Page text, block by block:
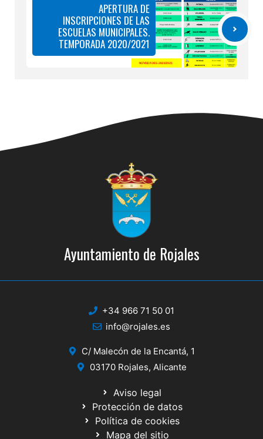
APERTURA DE
INSCRIPCIONES DE LAS
ESCUELAS MUNICIPALES.
TEMPORADA 2020/2021
Ayuntamiento de Rojales
+34 966 71 50 01
info@rojales.es
C/ Malecón de la Encantá, 1
03170 Rojales, Alicante
Aviso legal
Protección de datos
Política de cookies
Mapa del sitio